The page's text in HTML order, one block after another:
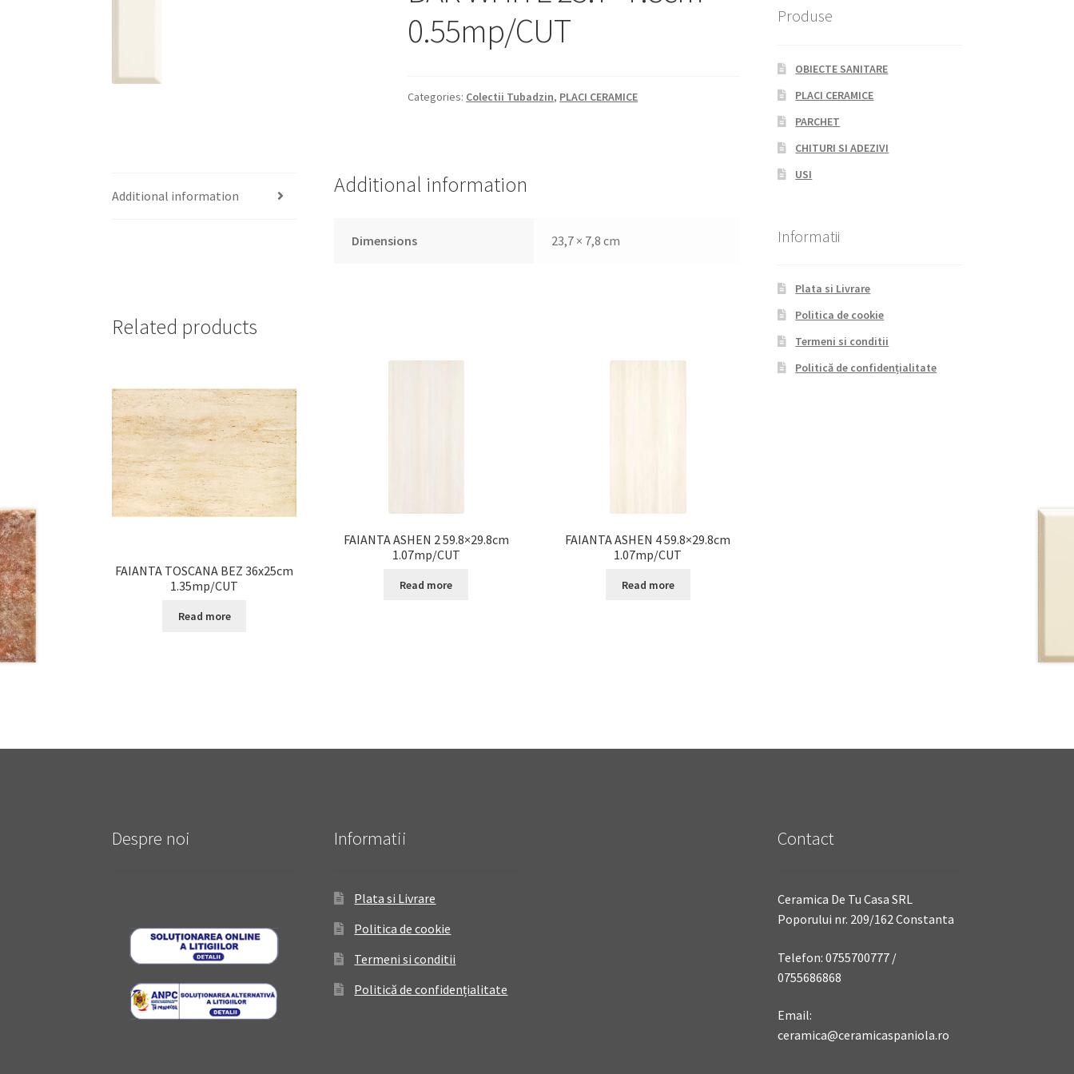
0.55mp/CUT
Categories: Colectii Tubadzin, PLACI CERAMICE
Additional information Additional information
Dimensions 23,7 × 7,8 cm
Related products
FAIANTA TOSCANA BEZ 36x25cm
1.35mp/CUT
Read more
FAIANTA ASHEN 2 59.8×29.8cm
1.07mp/CUT
Read more
FAIANTA ASHEN 4 59.8×29.8cm
1.07mp/CUT
Read more
Produse
OBIECTE SANITARE
PLACI CERAMICE
PARCHET
CHITURI SI ADEZIVI
USI
Informatii
Plata si Livrare
Politica de cookie
Termeni si conditii
Politică de confidențialitate
Despre noi Informatii
Plata si Livrare
Politica de cookie
Termeni si conditii
Politică de confidențialitate
Contact
Ceramica De Tu Casa SRL
Poporului nr. 209/162 Constanta
Telefon: 0755700777 /
0755686868
Email:
ceramica@ceramicaspaniola.ro